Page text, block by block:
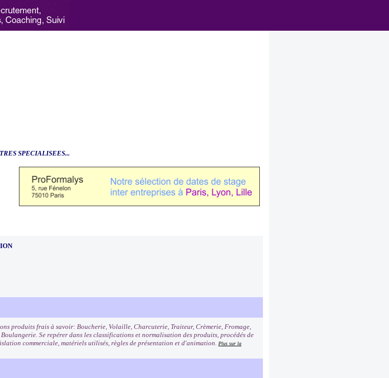
SPECIALISEES...
produits frais à savoir: Boucherie, Volaille, Charcuterie, Traiteur, Crèmerie, Fromage,
Boulangerie. Se repérer dans les classifications et normalisation des produits, procédés de
commerciale, matériels utilisés, règles de présentation et d'animation. Plus sur la